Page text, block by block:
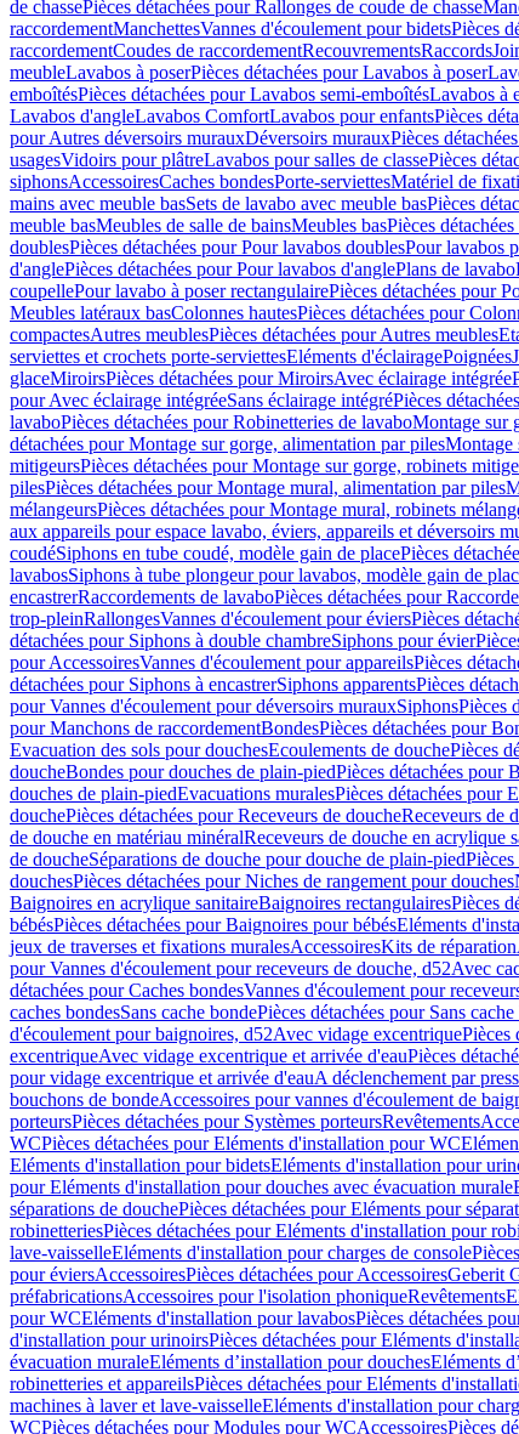
de chassePièces détachées pour Rallonges de coude de chasse
raccordementManchettesVannes d'écoulement pour bidetsPièces
raccordementCoudes de raccordementRecouvrementsRaccords
meubleLavabos à poserPièces détachées pour Lavabos à poser
emboîtésPièces détachées pour Lavabos semi-emboîtésLavabos à
Lavabos d'angleLavabos ComfortLavabos pour enfantsPièces
pour Autres déversoirs murauxDéversoirs murauxPièces
usagesVidoirs pour plâtreLavabos pour salles de classePièces
siphonsAccessoiresCaches bondesPorte-serviettesMatériel de
mains avec meuble basSets de lavabo avec meuble basPièces
meuble basMeubles de salle de bainsMeubles basPièces
doublesPièces détachées pour Pour lavabos doublesPour lavabos
d'anglePièces détachées pour Pour lavabos d'anglePlans de lavabo
coupellePour lavabo à poser rectangulairePièces détachées pour
Meubles latéraux basColonnes hautesPièces détachées pour
compactesAutres meublesPièces détachées pour Autres meubles
serviettes et crochets porte-serviettesEléments d'éclairagePoignées
glaceMiroirsPièces détachées pour MiroirsAvec éclairage intégrée
pour Avec éclairage intégréeSans éclairage intégréPièces
lavaboPièces détachées pour Robinetteries de lavaboMontage sur
détachées pour Montage sur gorge, alimentation par pilesMontage
mitigeursPièces détachées pour Montage sur gorge, robinets
pilesPièces détachées pour Montage mural, alimentation par piles
mélangeursPièces détachées pour Montage mural, robinets
aux appareils pour espace lavabo, éviers, appareils et déversoirs
coudéSiphons en tube coudé, modèle gain de placePièces
lavabosSiphons à tube plongeur pour lavabos, modèle gain de
encastrerRaccordements de lavaboPièces détachées pour
trop-pleinRallongesVannes d'écoulement pour éviersPièces
détachées pour Siphons à double chambreSiphons pour évier
pour AccessoiresVannes d'écoulement pour appareilsPièces
détachées pour Siphons à encastrerSiphons apparentsPièces
pour Vannes d'écoulement pour déversoirs murauxSiphonsPièces
pour Manchons de raccordementBondesPièces détachées pour
Evacuation des sols pour douchesEcoulements de douchePièces
doucheBondes pour douches de plain-piedPièces détachées pour
douches de plain-piedEvacuations muralesPièces détachées pour
douchePièces détachées pour Receveurs de doucheReceveurs de
de douche en matériau minéralReceveurs de douche en acrylique
de doucheSéparations de douche pour douche de plain-pied
douchesPièces détachées pour Niches de rangement pour douches
Baignoires en acrylique sanitaireBaignoires rectangulairesPièces
bébésPièces détachées pour Baignoires pour bébésEléments
jeux de traverses et fixations muralesAccessoiresKits de réparation
pour Vannes d'écoulement pour receveurs de douche, d52Avec
détachées pour Caches bondesVannes d'écoulement pour
caches bondesSans cache bondePièces détachées pour Sans
d'écoulement pour baignoires, d52Avec vidage excentriquePièces
excentriqueAvec vidage excentrique et arrivée d'eauPièces
pour vidage excentrique et arrivée d'eauA déclenchement par
bouchons de bondeAccessoires pour vannes d'écoulement de
porteursPièces détachées pour Systèmes porteursRevêtements
WCPièces détachées pour Eléments d'installation pour WC
Eléments d'installation pour bidetsEléments d'installation pour
pour Eléments d'installation pour douches avec évacuation murale
séparations de douchePièces détachées pour Eléments pour
robinetteriesPièces détachées pour Eléments d'installation pour
lave-vaisselleEléments d'installation pour charges de console
pour éviersAccessoiresPièces détachées pour AccessoiresGeberit
préfabricationsAccessoires pour l'isolation phoniqueRevêtements
pour WCEléments d'installation pour lavabosPièces détachées
d'installation pour urinoirsPièces détachées pour Eléments
évacuation muraleEléments d’installation pour douchesEléments
robinetteries et appareilsPièces détachées pour Eléments
machines à laver et lave-vaisselleEléments d'installation pour
WCPièces détachées pour Modules pour WCAccessoiresPièces